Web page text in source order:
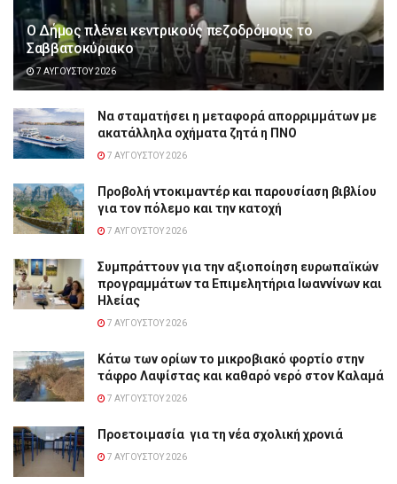
Ο Δήμος πλένει κεντρικούς πεζοδρόμους το
Σαββατοκύριακο
7 ΑΥΓΟΎΣΤΟΥ 2026
Να σταματήσει η μεταφορά απορριμμάτων με
ακατάλληλα οχήματα ζητά η ΠΝΟ
7 ΑΥΓΟΎΣΤΟΥ 2026
Προβολή ντοκιμαντέρ και παρουσίαση βιβλίου
για τον πόλεμο και την κατοχή
7 ΑΥΓΟΎΣΤΟΥ 2026
Συμπράττουν για την αξιοποίηση ευρωπαϊκών
προγραμμάτων τα Επιμελητήρια Ιωαννίνων και
Ηλείας
7 ΑΥΓΟΎΣΤΟΥ 2026
Κάτω των ορίων το μικροβιακό φορτίο στην
τάφρο Λαψίστας και καθαρό νερό στον Καλαμά
7 ΑΥΓΟΎΣΤΟΥ 2026
Προετοιμασία για τη νέα σχολική χρονιά
7 ΑΥΓΟΎΣΤΟΥ 2026